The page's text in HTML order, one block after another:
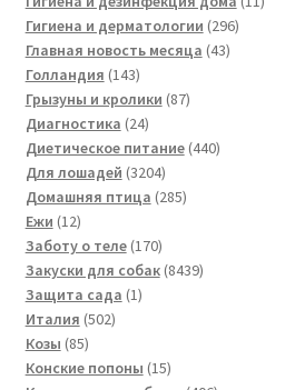
Гигиена и дерматологии 296296
Главная новость месяца 4343
Голландия 143143
товара
Грызуны и кролики 8787
Диагностика 2424
товара
Диетическое питание 440440
Для лошадей 32043204
товара
Домашняя птица 285285
Ежи 1212
товаров
Заботу о теле 170170
товаров
Закуски для собак 84398439
Защита сада 11
Италия 502502
Козы 8585
товаров
Конские попоны 1515